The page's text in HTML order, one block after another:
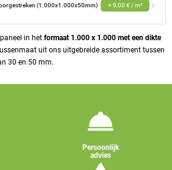
in het formaat 1.000 x 1.000 met een dikte
uit ons uitgebreide assortiment tussen
30 en 50 mm.
(1.000x1.000x50mm) + 9,00 € / m²
Persoonlijk
advies